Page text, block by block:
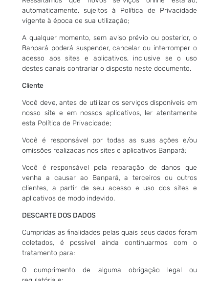
automaticamente, sujeitos à Política de Privacidade
vigente à época de sua utilização;
A qualquer momento, sem aviso prévio ou posterior, o
Banpará poderá suspender, cancelar ou interromper o
acesso aos sites e aplicativos, inclusive se o uso
destes canais contrariar o disposto neste documento.
Cliente
Você deve, antes de utilizar os serviços disponíveis em
nosso site e em nossos aplicativos, ler atentamente
esta Política de Privacidade;
Você é responsável por todas as suas ações e/ou
omissões realizadas nos sites e aplicativos Banpará;
Você é responsável pela reparação de danos que
venha a causar ao Banpará, a terceiros ou outros
clientes, a partir de seu acesso e uso dos sites e
aplicativos de modo indevido.
DESCARTE DOS DADOS
Cumpridas as finalidades pelas quais seus dados foram
coletados, é possível ainda continuarmos com o
tratamento para:
O cumprimento de alguma obrigação legal ou